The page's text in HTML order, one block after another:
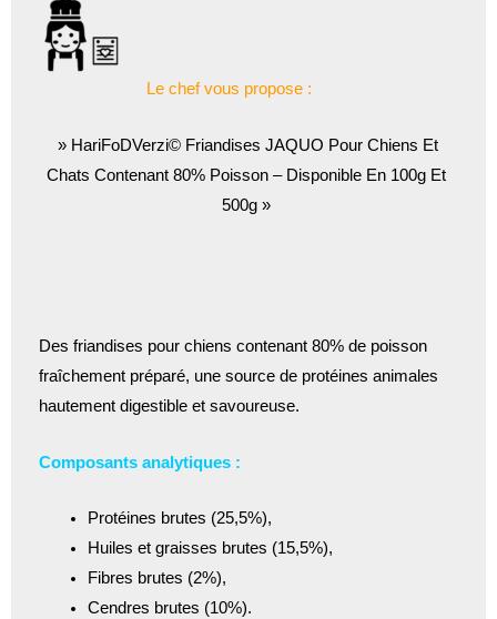
Le chef vous propose :
» HariFoDVerzi© Friandises JAQUO Pour Chiens Et
Chats Contenant 80% Poisson – Disponible En 100g Et
500g »
Des friandises pour chiens contenant 80% de poisson
fraîchement préparé, une source de protéines animales
hautement digestible et savoureuse.
Composants analytiques :
Protéines brutes (25,5%),
Huiles et graisses brutes (15,5%),
Fibres brutes (2%),
Cendres brutes (10%).